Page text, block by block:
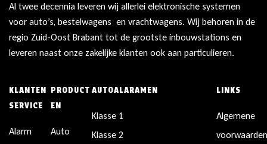
Al twee decennia leveren wij allerlei elektronische systemen
voor auto’s, bestelwagens en vrachtwagens. Wij behoren in de
regio Zuid-Oost Brabant tot de grootste inbouwstations en
leveren naast onze zakelijke klanten ook aan particulieren.
KLANTEN
SERVICE
Alarm
PRODUCT
EN
Auto
AUTOALARAMEN
Klasse 1
Klasse 2
LINKS
Algemene